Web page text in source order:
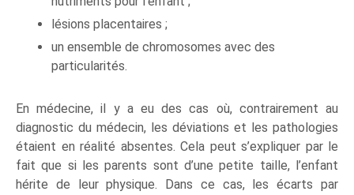
lésions placentaires ;
un ensemble de chromosomes avec des
particularités.
En médecine, il y a eu des cas où, contrairement au
diagnostic du médecin, les déviations et les pathologies
étaient en réalité absentes. Cela peut s’expliquer par le
fait que si les parents sont d’une petite taille, l’enfant
hérite de leur physique. Dans ce cas, les écarts par